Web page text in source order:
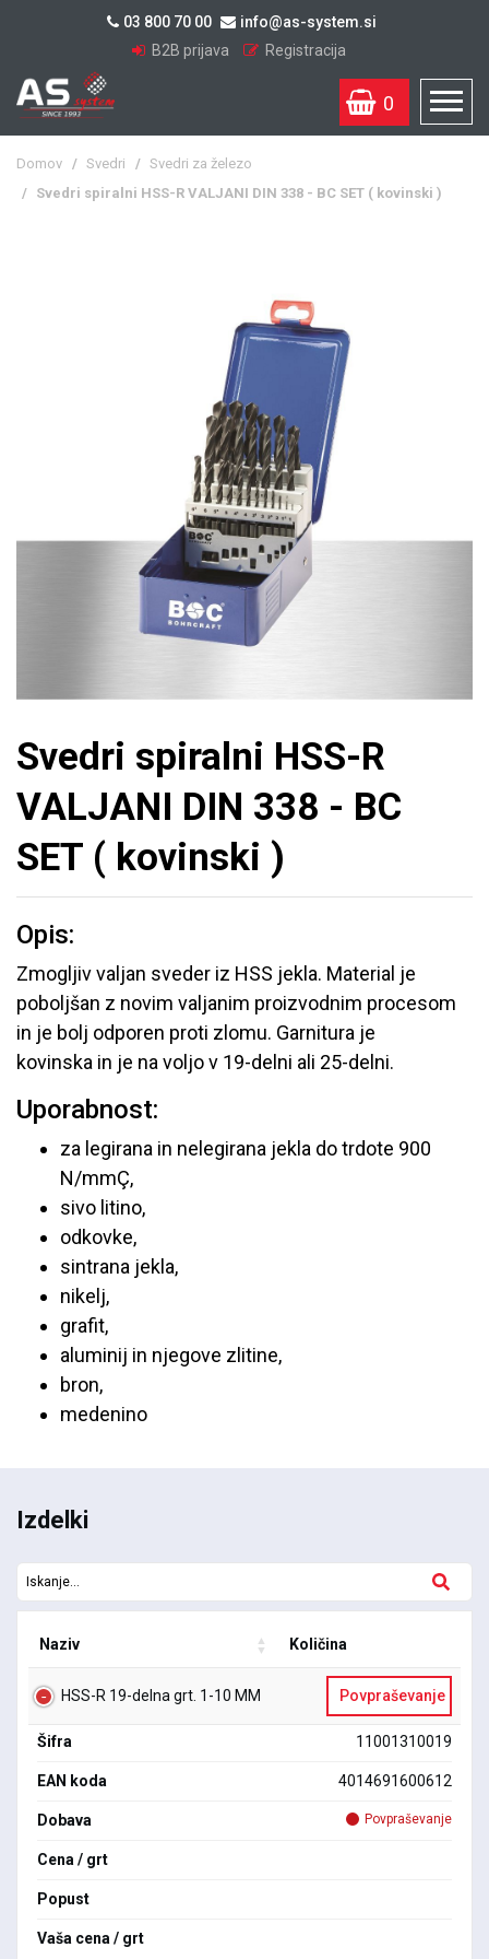
03 800 70 00
info@as-system.si
B2B prijava
Registracija
0
Domov / Svedri / Svedri za železo
/ Svedri spiralni HSS-R VALJANI DIN 338 - BC SET ( kovinski )
Svedri spiralni HSS-R
VALJANI DIN 338 - BC
SET ( kovinski )
Opis:
Zmogljiv valjan sveder iz HSS jekla. Material je
poboljšan z novim valjanim proizvodnim procesom
in je bolj odporen proti zlomu. Garnitura je
kovinska in je na voljo v 19-delni ali 25-delni.
Uporabnost:
za legirana in nelegirana jekla do trdote 900
N/mmÇ,
sivo litino,
odkovke,
sintrana jekla,
nikelj,
grafit,
aluminij in njegove zlitine,
bron,
medenino
Izdelki
Naziv Količina
HSS-R 19-delna grt. 1-10 MM Povpraševanje
Šifra 11001310019
EAN koda 4014691600612
Dobava Povpraševanje
Cena / grt
Popust
Vaša cena / grt